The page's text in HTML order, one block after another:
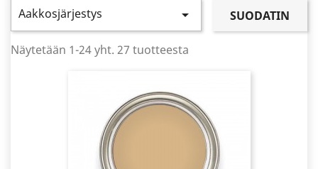
Aakkosjärjestys  SUODATIN
Näytetään 1-24 yht. 27 tuotteesta